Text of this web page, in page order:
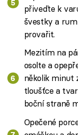
přiveďte k
švestky a
provařit.
Mezitím na
osolte a
několik minut
tloušťce a
boční straně
Opečené